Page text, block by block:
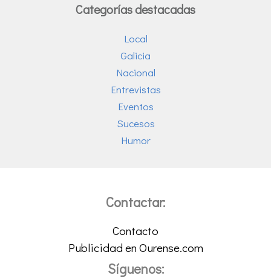
Categorías destacadas
Local
Galicia
Nacional
Entrevistas
Eventos
Sucesos
Humor
Contactar:
Contacto
Publicidad en Ourense.com
Síguenos: